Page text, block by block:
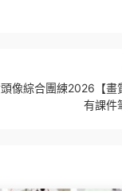
像綜合團練2026【畫
有課件